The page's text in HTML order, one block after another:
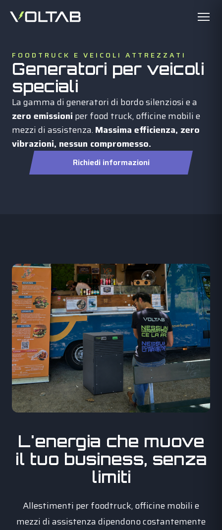
FOODTRUCK E VEICOLI ATTREZZATI
Generatori per veicoli
speciali
La gamma di generatori di bordo silenziosi e a
zero emissioni per food truck, officine mobili e
mezzi di assistenza.Massima efficienza, zero
vibrazioni, nessun compromesso.
Richiedi informazioni
L'energia che muove
il tuo business, senza
limiti
Allestimenti per foodtruck, officine mobili e
mezzi di assistenza dipendono costantemente